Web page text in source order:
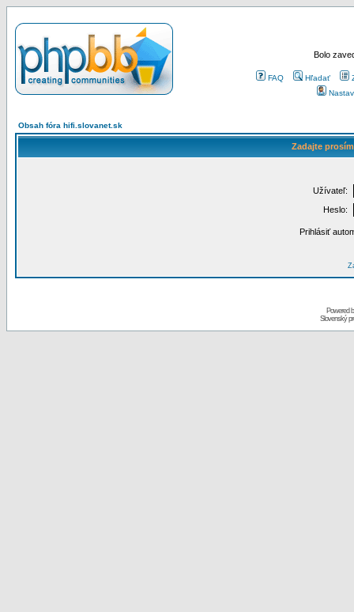
Bolo
FAQ Hľadať
Obsah fóra hifi.slovanet.sk
Zadajte
Užívateľ:
Heslo:
Prihlásiť
Powered
Slovenský